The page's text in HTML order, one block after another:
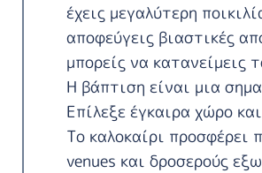
έχεις μεγαλύτερη
αποφεύγεις βιαστικές
μπορείς να κατανείμεις
Η βάπτιση είναι μια
Επίλεξε έγκαιρα χώρο
Το καλοκαίρι προσφέρει
venues και δροσερούς